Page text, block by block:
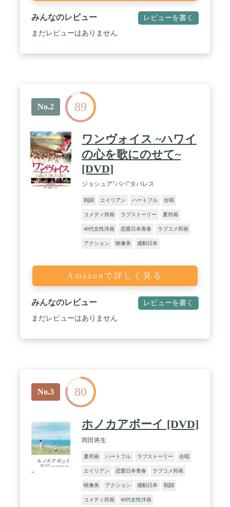
みんなのレビュー レビューを書く
まだレビューはありません
No.2 89
ワンヴォイス ~ハワイ
の心を歌にのせて~
[DVD]
ジョシュア"ババ"タバレス
戦闘 エイリアン ハートフル 合唱
コメディ邦画 ラブストーリー 夏邦画
40代女性洋画 恋愛日本青春 ラブコメ邦画
アクション 映像美 感動日本
Amazonで詳しく見る
みんなのレビュー レビューを書く
まだレビューはありません
No.3 80
ホノカアボーイ [DVD]
岡田将生
夏邦画 ハートフル ラブストーリー 合唱
エイリアン 恋愛日本青春 ラブコメ邦画
映像美 アクション 感動日本 戦闘
コメディ邦画 40代女性洋画